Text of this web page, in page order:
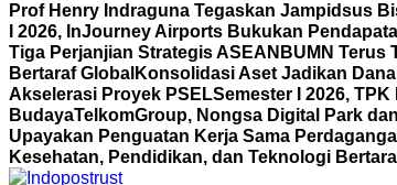
Prof Henry Indraguna Tegaskan Jampidsus
I 2026, InJourney Airports Bukukan
Tiga Perjanjian Strategis ASEAN BUMN Terus
Bertaraf Global Konsolidasi Aset Jadikan
Akselerasi Proyek PSELSemester I 2026,
BudayaTelkomGroup, Nongsa Digital Park
Upayakan Penguatan Kerja Sama
Kesehatan, Pendidikan, dan Teknologi